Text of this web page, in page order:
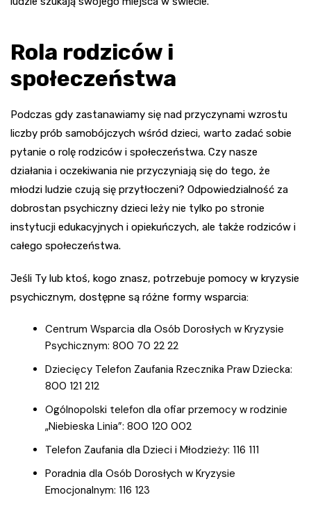
Rola rodziców i
społeczeństwa
Podczas gdy zastanawiamy się nad przyczynami wzrostu
liczby prób samobójczych wśród dzieci, warto zadać sobie
pytanie o rolę rodziców i społeczeństwa. Czy nasze
działania i oczekiwania nie przyczyniają się do tego, że
młodzi ludzie czują się przytłoczeni? Odpowiedzialność za
dobrostan psychiczny dzieci leży nie tylko po stronie
instytucji edukacyjnych i opiekuńczych, ale także rodziców i
całego społeczeństwa.
Jeśli Ty lub ktoś, kogo znasz, potrzebuje pomocy w kryzysie
psychicznym, dostępne są różne formy wsparcia:
Centrum Wsparcia dla Osób Dorosłych w Kryzysie
Psychicznym: 800 70 22 22
Dziecięcy Telefon Zaufania Rzecznika Praw Dziecka:
800 121 212
Ogólnopolski telefon dla ofiar przemocy w rodzinie
„Niebieska Linia”: 800 120 002
Telefon Zaufania dla Dzieci i Młodzieży: 116 111
Poradnia dla Osób Dorosłych w Kryzysie
Emocjonalnym: 116 123